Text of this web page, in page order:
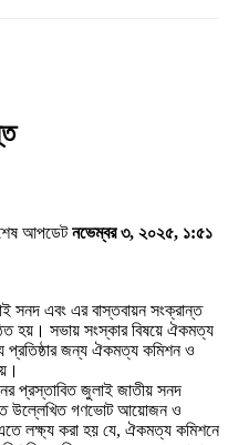
আপডেটনভেম্বর ৩, ২০২৫, ১:৫১
এবং এর বাস্তবায়ন সংক্রান্ত
হয়। সভায় সংস্কার বিষয়ে ঐকমত্য
প্রতিষ্ঠার জন্য ঐকমত্য কমিশন ও
প্রস্তাবিত জুলাই জাতীয় সনদ
উল্লেখিত গণভোট আয়োজন ও
লক্ষ্য করা হয় যে, ঐকমত্য কমিশনে